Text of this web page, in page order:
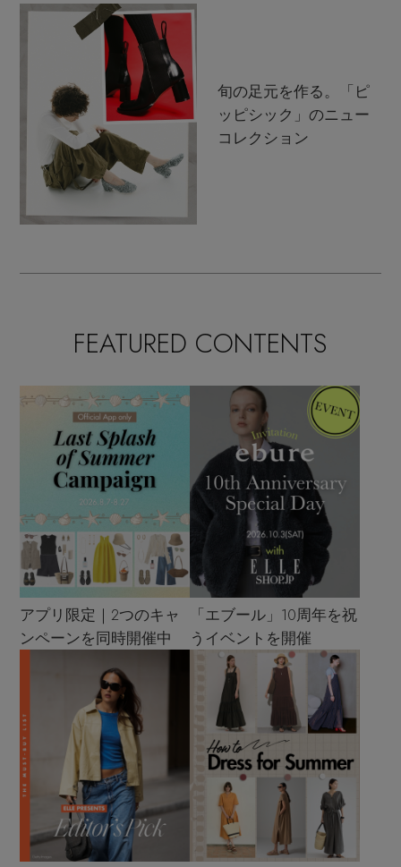
旬の足元を作る。「ピ
ッピシック」のニュー
コレクション
FEATURED CONTENTS
アプリ限定｜2つのキャ
ンペーンを同時開催中
「エブール」10周年を祝
うイベントを開催